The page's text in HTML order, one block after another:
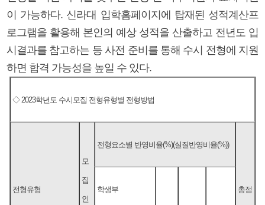
이 가능하다. 신라대 입학홈페이지에 탑재된 성적계산프
로그램을 활용해 본인의 예상 성적을 산출하고 전년도 입
시결과를 참고하는 등 사전 준비를 통해 수시 전형에 지원
하면 합격 가능성을 높일 수 있다.
◇ 2023학년도 수시모집 전형유형별 전형방법
전형유형
모
집
인
전형요소별 반영비율(%)(실질반영비율(%))
총점
학생부